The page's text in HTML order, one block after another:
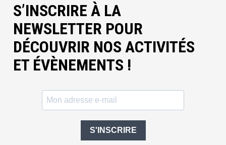
S’INSCRIRE À LA
NEWSLETTER POUR
DÉCOUVRIR NOS ACTIVITÉS
ET ÉVÈNEMENTS !
S'INSCRIRE